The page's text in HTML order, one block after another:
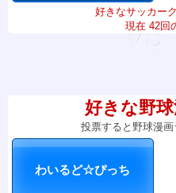
好きなサッカー
現在 42回
好きな野
投票すると野球漫画